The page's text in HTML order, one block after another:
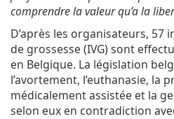
comprendre la valeur qu’a la
D’après les organisateurs,
de grossesse (IVG) sont
en Belgique. La législation
l’avortement, l’euthanasie, la
médicalement assistée et la
selon eux en contradiction